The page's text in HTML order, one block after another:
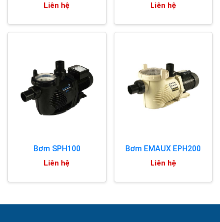
Liên hệ Liên hệ
Bơm SPH100
Liên hệ
Bơm EMAUX EPH200
Liên hệ